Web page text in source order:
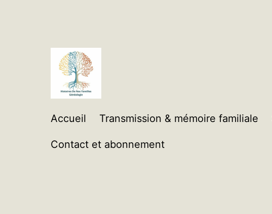
Histoires
Nos
Accueil Transmission & mémoire familiale
Contact et abonnement